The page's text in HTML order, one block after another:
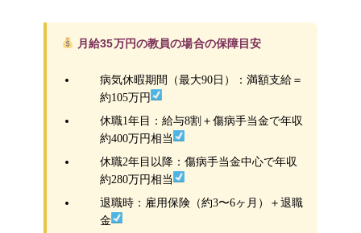
月給35万円の教員の場合の保障目安
病気休暇期間（最大90日）：満額支給＝
約105万円
休職1年目：給与8割＋傷病手当金で年収
約400万円相当
休職2年目以降：傷病手当金中心で年収
約280万円相当
退職時：雇用保険（約3〜6ヶ月）＋退職
金